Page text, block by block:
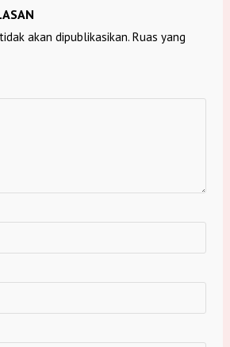
akan dipublikasikan. Ruas yang